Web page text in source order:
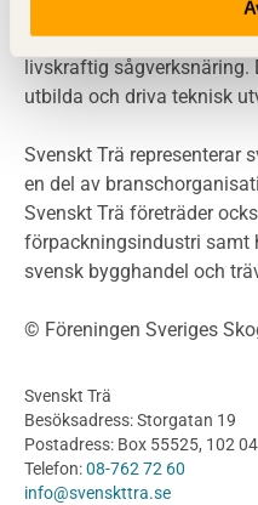
Miljödeklarationer
Termer och
Planering
Klimatkalkylator
Projektering av
Byggsystem
Fasadsystem i
Bullerskärmar och
Byggnation och
Utförande
Produkter
Konstruktionsvirke
Svenskt Trä sprider
träbyggande för att
livskraftig
utbilda och driva teknisk
Svenskt Trä representerar
en del av
Svenskt Trä företräder
förpackningsindustri samt
svensk bygghandel och
© Föreningen Sveriges
Svenskt Trä
Besöksadress: Storgatan 19
Postadress: Box 55525, 102
Telefon:08-762 72 60
info@svenskttra.se